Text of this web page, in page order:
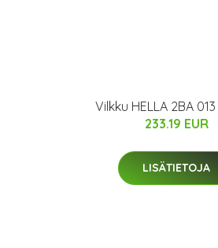
Vilkku HELLA 2BA 013
233.19 EUR
LISÄTIETOJA